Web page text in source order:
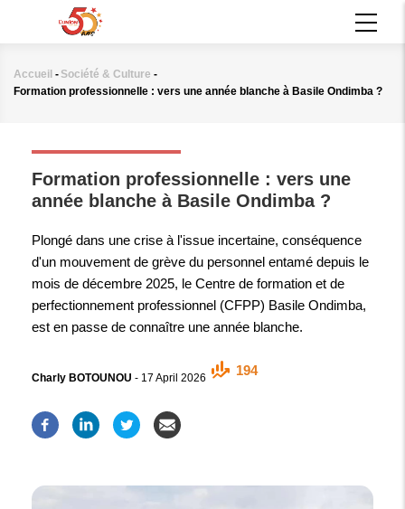
principal
Fil
Accueil - Société & Culture -
Formation professionnelle : vers une année blanche à Basile Ondimba ?
Formation professionnelle : vers une
année blanche à Basile Ondimba ?
Plongé dans une crise à l'issue incertaine, conséquence
d'un mouvement de grève du personnel entamé depuis le
mois de décembre 2025, le Centre de formation et de
perfectionnement professionnel (CFPP) Basile Ondimba,
est en passe de connaître une année blanche.
Charly BOTOUNOU - 17 April 2026
194